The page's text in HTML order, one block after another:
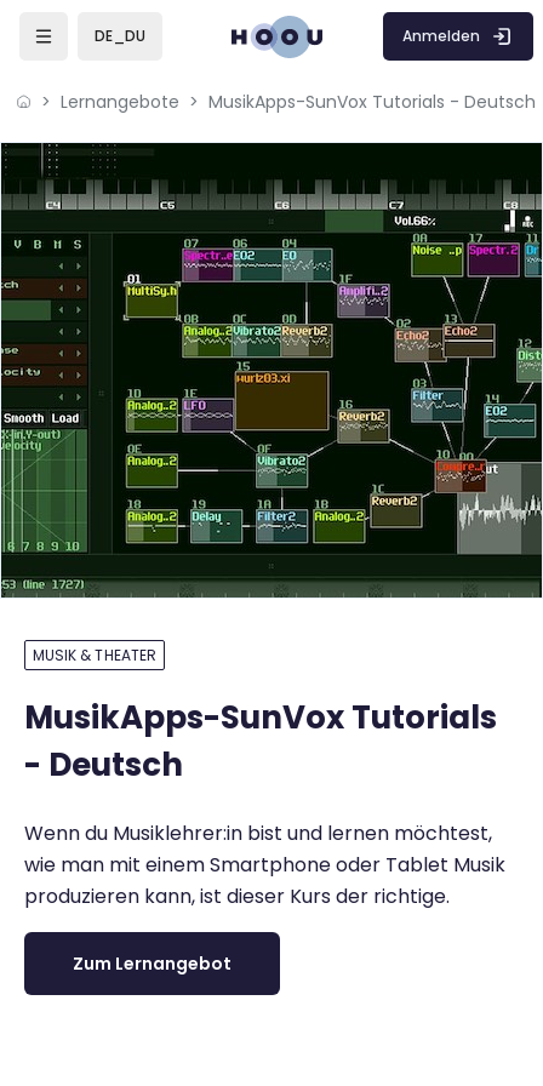
DE_DU Anmelden
Lernangebote MusikApps-SunVox Tutorials - Deutsch
MUSIK & THEATER
MusikApps-SunVox Tutorials
- Deutsch
Wenn du Musiklehrer:in bist und lernen möchtest,
wie man mit einem Smartphone oder Tablet Musik
produzieren kann, ist dieser Kurs der richtige.
Zum Lernangebot